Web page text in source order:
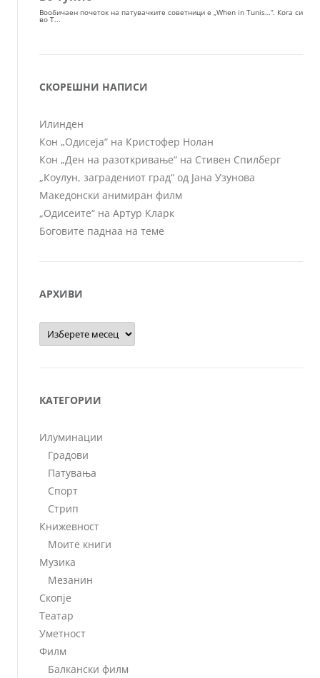
СКОРЕШНИ НАПИСИ
Илинден
Кон „Одисеја“ на Кристофер Нолан
Кон „Ден на разоткривање“ на Стивен Спилберг
„Коулун, заградениот град“ од Јана Узунова
Македонски анимиран филм
„Одисеите“ на Артур Кларк
Боговите паднаа на теме
АРХИВИ
Архиви
КАТЕГОРИИ
Илуминации
Градови
Патувања
Спорт
Стрип
Книжевност
Моите книги
Музика
Мезанин
Скопје
Театар
Уметност
Филм
Балкански филм